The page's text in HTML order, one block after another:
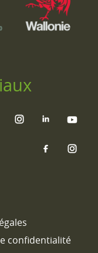
confidentialité